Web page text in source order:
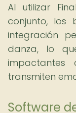
Al utilizar
conjunto, los
integración
danza, lo
transmiten
Software